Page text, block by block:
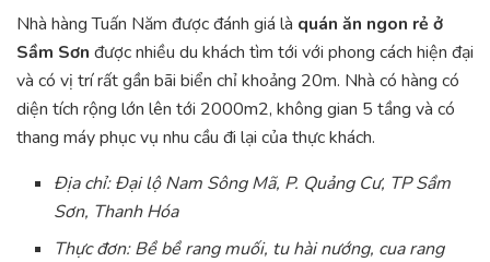
Nhà hàng Tuấn Năm được đánh giá là quán ăn ngon rẻ ở
Sầm Sơn được nhiều du khách tìm tới với phong cách hiện đại
và có vị trí rất gần bãi biển chỉ khoảng 20m. Nhà có hàng có
diện tích rộng lớn lên tới 2000m2, không gian 5 tầng và có
thang máy phục vụ nhu cầu đi lại của thực khách.
Địa chỉ: Đại lộ Nam Sông Mã, P. Quảng Cư, TP Sầm
Sơn, Thanh Hóa
Thực đơn: Bề bề rang muối, tu hài nướng, cua rang